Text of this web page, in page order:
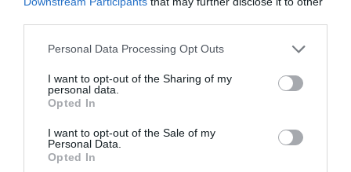
Please note that this website/app uses one or more Google
not limited to your visit or usage behaviour. You may click to
grant or deny consent to Google and its third-party tags to
use your data for below specified purposes in below Google
consent section.
Personal Data Processing Opt Outs
I want to opt-out of the Sharing of my
personal data.
Opted In
I want to opt-out of the Sale of my
Personal Data.
Opted In
Ακολουθήστε τοfoodlife.gr στο Google
Newsκαι μάθετε πρώτοι όλες τις ειδήσεις
FOOD & LIFE